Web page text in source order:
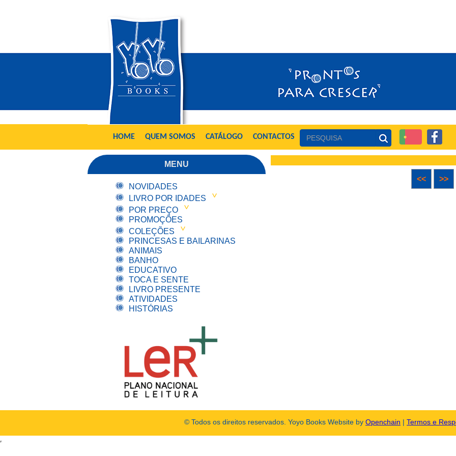
HOME QUEM SOMOS CATÁLOGO CONTACTOS
MENU
NOVIDADES
LIVRO POR IDADES
POR PREÇO
PROMOÇÕES
COLEÇÕES
PRINCESAS E BAILARINAS
ANIMAIS
BANHO
EDUCATIVO
TOCA E SENTE
LIVRO PRESENTE
ATIVIDADES
HISTÓRIAS
<< >>
© Todos os direitos reservados. Yoyo Books Website by Openchain | Termos e